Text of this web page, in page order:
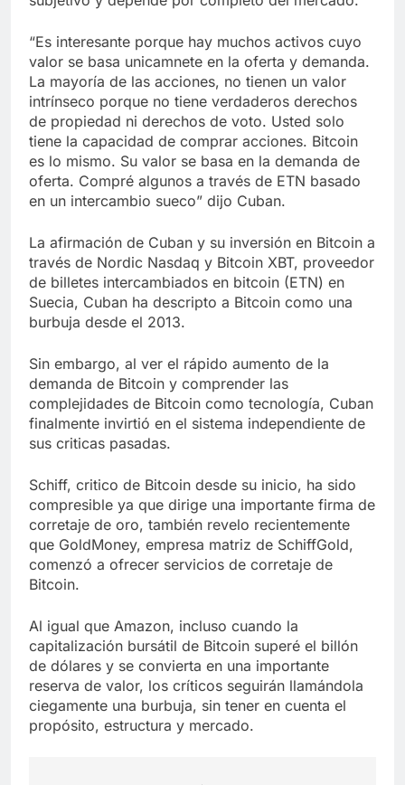
“Es interesante porque hay muchos activos cuyo
valor se basa unicamnete en la oferta y demanda.
La mayoría de las acciones, no tienen un valor
intrínseco porque no tiene verdaderos derechos
de propiedad ni derechos de voto. Usted solo
tiene la capacidad de comprar acciones. Bitcoin
es lo mismo. Su valor se basa en la demanda de
oferta. Compré algunos a través de ETN basado
en un intercambio sueco” dijo Cuban.
La afirmación de Cuban y su inversión en Bitcoin a
través de Nordic Nasdaq y Bitcoin XBT, proveedor
de billetes intercambiados en bitcoin (ETN) en
Suecia, Cuban ha descripto a Bitcoin como una
burbuja desde el 2013.
Sin embargo, al ver el rápido aumento de la
demanda de Bitcoin y comprender las
complejidades de Bitcoin como tecnología, Cuban
finalmente invirtió en el sistema independiente de
sus criticas pasadas.
Schiff, critico de Bitcoin desde su inicio, ha sido
compresible ya que dirige una importante firma de
corretaje de oro, también revelo recientemente
que GoldMoney, empresa matriz de SchiffGold,
comenzó a ofrecer servicios de corretaje de
Bitcoin.
Al igual que Amazon, incluso cuando la
capitalización bursátil de Bitcoin superé el billón
de dólares y se convierta en una importante
reserva de valor, los críticos seguirán llamándola
ciegamente una burbuja, sin tener en cuenta el
propósito, estructura y mercado.